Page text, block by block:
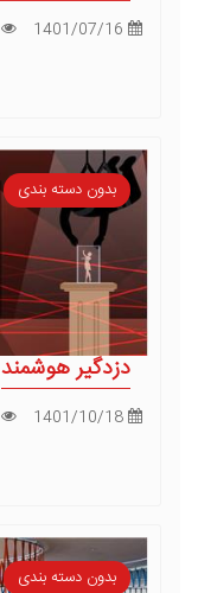
بدون دسته بندی
دزدگیر هوشمند
بدون دسته بندی